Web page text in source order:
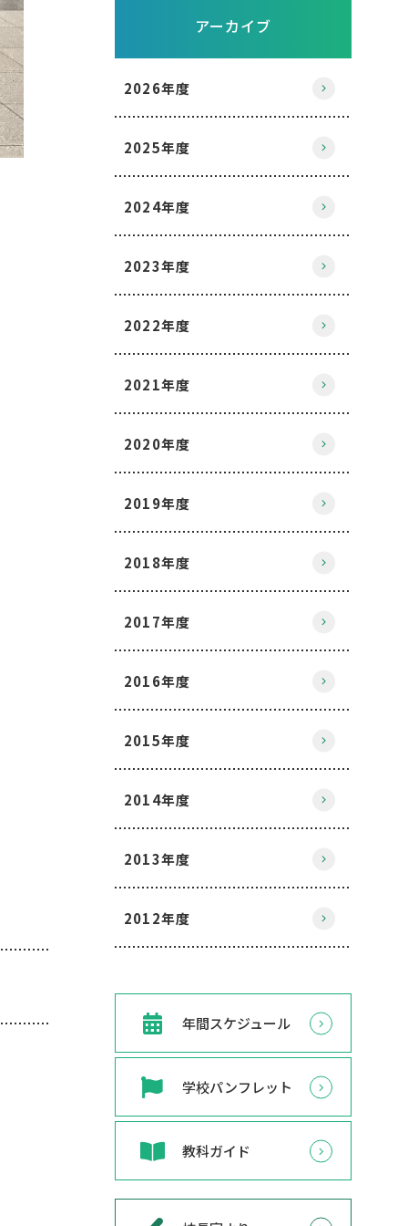
アーカイブ
2026年度
2025年度
2024年度
2023年度
2022年度
2021年度
2020年度
2019年度
2018年度
2017年度
2016年度
2015年度
2014年度
2013年度
2012年度
年間スケジュール
学校パンフレット
教科ガイド